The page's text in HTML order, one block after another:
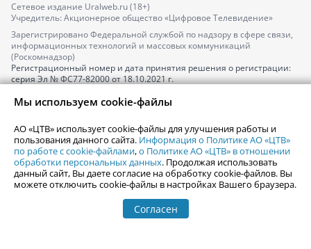
Сетевое издание Uralweb.ru (18+)
Учредитель: Акционерное общество «Цифровое Телевидение»
Зарегистрировано Федеральной службой по надзору в сфере связи,
информационных технологий и массовых коммуникаций
(Роскомнадзор)
Регистрационный номер и дата принятия решения о регистрации:
серияЭл № ФС77-82000от 18.10.2021 г.
Главный редактор: Новокшонова Марина Аркадьевна,
Телефон редакции:+7 (912) 244-87-87,
Все права защищены. Любое использование содержания сайта
Uralweb.ru возможно только с предварительного письменного
согласия АО «ЦТВ».
По вопросам размещения рекламы обращайтесь по тел.+7 (912) 244-
87-87,adv@uralweb.ru
По вопросам размещения информации в разделе «Афиша»
Мы используем cookie-файлы
АО «ЦТВ» использует cookie-файлы для улучшения работы и
пользования данного сайта. Информация о Политике АО «ЦТВ»
по работе с cookie-файлами,о Политике АО «ЦТВ» в отношении
обработки персональных данных. Продолжая использовать
данный сайт, Вы даете согласие на обработку cookie-файлов. Вы
можете отключить cookie-файлы в настройках Вашего браузера.
Согласен